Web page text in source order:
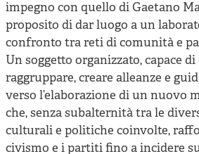
impegno con quello di Gaetano
proposito di dar luogo a un
confronto tra reti di comunità e
Un soggetto organizzato, capace
raggruppare, creare alleanze e
verso l’elaborazione di un nuovo
che, senza subalternità tra le
culturali e politiche coinvolte,
civismo e i partiti fino a incidere